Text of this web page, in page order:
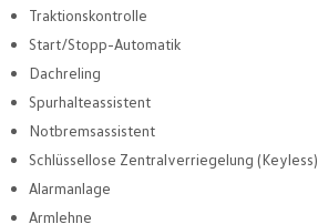
Traktionskontrolle
Start/Stopp-Automatik
Dachreling
Spurhalteassistent
Notbremsassistent
Schlüssellose Zentralverriegelung (Keyless)
Alarmanlage
Armlehne